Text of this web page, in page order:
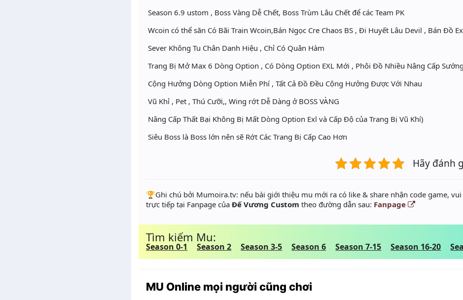
Season 6.9 ustom , Boss Vàng Dễ Chết, Boss Trùm Lâu Chết để các Team PK
Wcoin có thể săn Có Bãi Train Wcoin,Bán Ngọc Cre Chaos BS , Đi Huyết Lâu Devil , Bán Đồ
Sever Không Tu Chân Danh Hiệu , Chỉ Có Quân Hàm
Trang Bị Mở Max 6 Dòng Option , Có Dòng Option EXL Mới , Phôi Đồ Nhiều Nâng Cấp Sướng
Cộng Hưởng Dòng Option Miễn Phí , Tất Cả Đồ Đều Cộng Hưởng Được Với Nhau
Vũ Khỉ , Pet , Thú Cưỡi,, Wing rớt Dễ Dàng ở BOSS VÀNG
Nâng Cấp Thất Bại Không Bị Mất Dòng Option Exl và Cấp Độ của Trang Bị Vũ Khí)
Siêu Boss là Boss lớn nên sẽ Rớt Các Trang Bị Cấp Cao Hơn
Hãy đánh
️🏆Ghi chú bởi Mumoira.tv: nếu bài giới thiệu mu mới ra có like & share nhận code game,
trực tiếp tại Fanpage củaĐế Vương Custom theo đường dẫn sau: Fanpage
Tìm kiếm Mu:
Season 0-1 Season 2 Season 3-5 Season 6 Season 7-15 Season 16-20
MU Online mọi người cũng chơi